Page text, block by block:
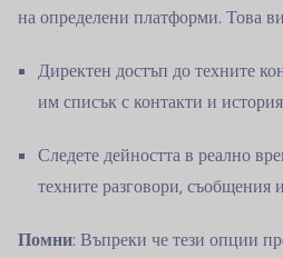
на определени платформи. Това
Директен достъп до техните
им списък с контакти и
Следете дейността в реално
техните разговори, съобщения
Помни: Въпреки че тези опции